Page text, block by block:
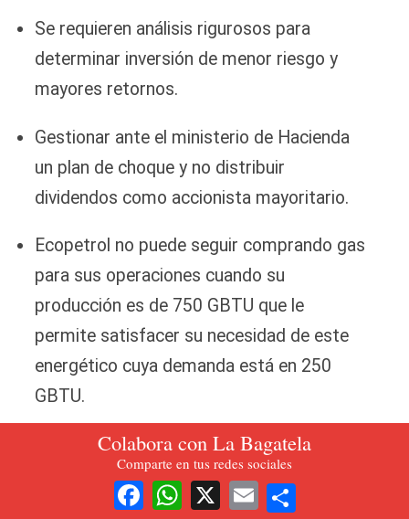
Se requieren análisis rigurosos para
determinar inversión de menor riesgo y
mayores retornos.
Gestionar ante el ministerio de Hacienda
un plan de choque y no distribuir
dividendos como accionista mayoritario.
Ecopetrol no puede seguir comprando gas
para sus operaciones cuando su
producción es de 750 GBTU que le
permite satisfacer su necesidad de este
energético cuya demanda está en 250
GBTU.
A manera de ejemplo hoy vendemos lo
que producimos a un $1 peso para
comprarlo en $ 10. Esto hay que revisarlo
Colabora con La Bagatela
Comparte en tus redes sociales
FacebookWhatsApp
X Email